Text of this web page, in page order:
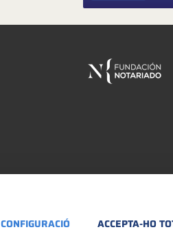
CONFIGURACIÓ ACCEPTA-HO